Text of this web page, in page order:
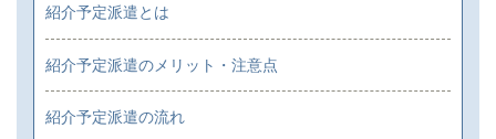
紹介予定派遣とは
紹介予定派遣のメリット・注意点
紹介予定派遣の流れ